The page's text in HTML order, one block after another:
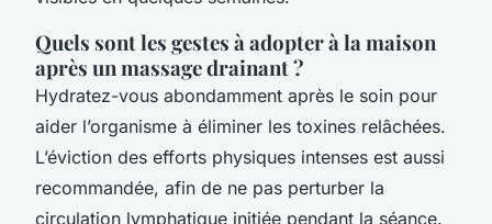
Quels sont les gestes à adopter à la maison
après un massage drainant ?
Hydratez-vous abondamment après le soin pour
aider l’organisme à éliminer les toxines relâchées.
L’éviction des efforts physiques intenses est aussi
recommandée, afin de ne pas perturber la
circulation lymphatique initiée pendant la séance.